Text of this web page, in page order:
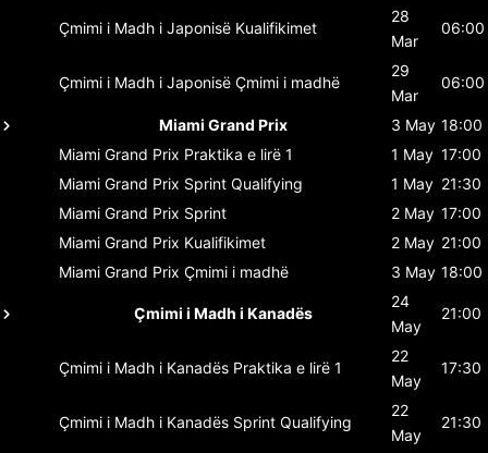
Çmimi i Madh i Japonisë Kualifikimet
28
Mar
06:00
Çmimi i Madh i Japonisë Çmimi i madhë
29
Mar
06:00
Miami Grand Prix 3 May 18:00
Miami Grand Prix Praktika e lirë 1 1 May 17:00
Miami Grand Prix Sprint Qualifying 1 May 21:30
Miami Grand Prix Sprint 2 May 17:00
Miami Grand Prix Kualifikimet 2 May 21:00
Miami Grand Prix Çmimi i madhë 3 May 18:00
Çmimi i Madh i Kanadës
24
May
21:00
Çmimi i Madh i Kanadës Praktika e lirë 1
22
May
17:30
Çmimi i Madh i Kanadës Sprint Qualifying
22
May
21:30